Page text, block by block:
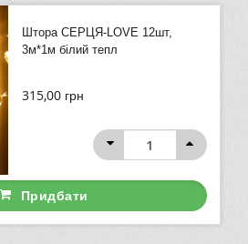
Штора СЕРЦЯ-LOVE 12шт,
3м*1м білий тепл
315,00 грн
Придбати